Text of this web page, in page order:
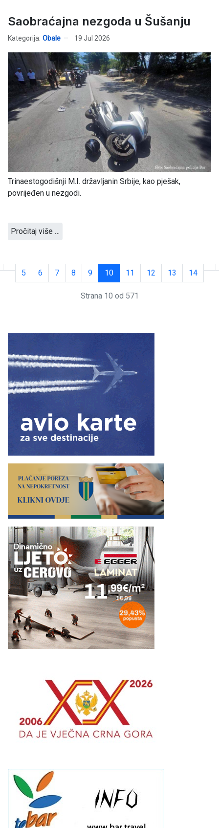
Saobraćajna nezgoda u Šušanju
Kategorija: Obale 19 Jul 2026
Trinaestogodišnji M.I. državljanin Srbije, kao pješak,
povrijeđen u nezgodi.
Pročitaj više …
5 6 7 8 9 10 11 12 13 14
Strana 10 od 571